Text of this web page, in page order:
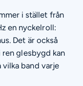
i stället från
en nyckelroll:
Det är också
glesbygd kan
vilka band varje